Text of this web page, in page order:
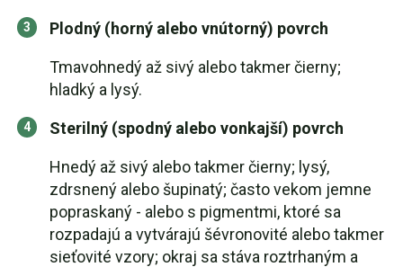
Plodný (horný alebo vnútorný) povrch
Tmavohnedý až sivý alebo takmer čierny;
hladký a lysý.
Sterilný (spodný alebo vonkajší) povrch
Hnedý až sivý alebo takmer čierny; lysý,
zdrsnený alebo šupinatý; často vekom jemne
popraskaný - alebo s pigmentmi, ktoré sa
rozpadajú a vytvárajú šévronovité alebo takmer
sieťovité vzory; okraj sa stáva roztrhaným a